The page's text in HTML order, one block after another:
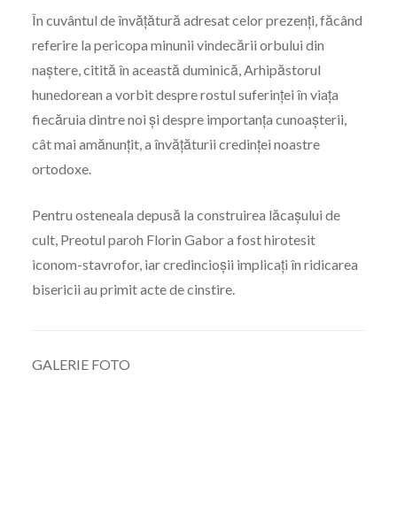
În cuvântul de învățătură adresat celor prezenți, făcând
referire la pericopa minunii vindecării orbului din
naștere, citită în această duminică, Arhipăstorul
hunedorean a vorbit despre rostul suferinței în viața
fiecăruia dintre noi și despre importanța cunoașterii,
cât mai amănunțit, a învățăturii credinței noastre
ortodoxe.
Pentru osteneala depusă la construirea lăcașului de
cult, Preotul paroh Florin Gabor a fost hirotesit
iconom-stavrofor, iar credincioșii implicați în ridicarea
bisericii au primit acte de cinstire.
GALERIE FOTO